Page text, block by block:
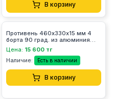
В корзину
Противень 460х330х15 мм 4
борта 90 град. из алюминия
толщ.1 мм Болло
Цена: 15 600 тг
Наличие:
Есть в наличии
В корзину